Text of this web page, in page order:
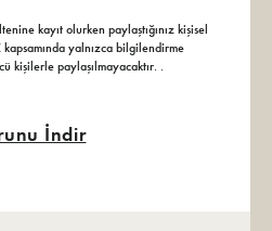
kayıt olurken paylaştığınız kişisel
yalnızca bilgilendirme
kişilerle paylaşılmayacaktır. .
İndir